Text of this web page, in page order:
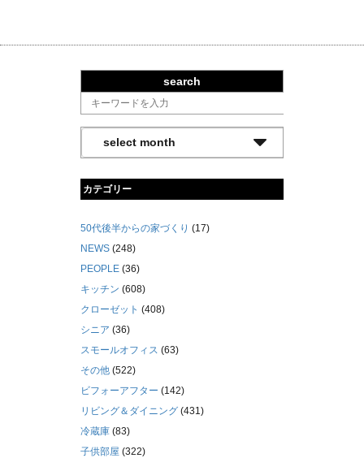
search
カテゴリー
50代後半からの家づくり (17)
NEWS (248)
PEOPLE (36)
キッチン (608)
クローゼット (408)
シニア (36)
スモールオフィス (63)
その他 (522)
ビフォーアフター (142)
リビング＆ダイニング (431)
冷蔵庫 (83)
子供部屋 (322)